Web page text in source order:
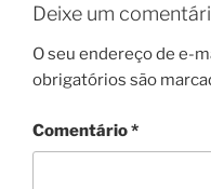
Deixe um
O seu endereço de e-
obrigatórios são
Comentário*